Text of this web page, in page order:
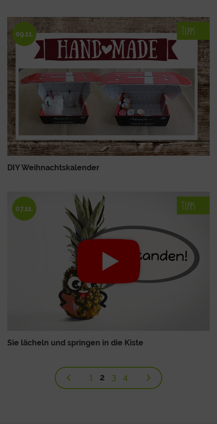
09.11. Tipps
DIY Weihnachtskalender
07.11. Tipps
Sie lächeln und springen in die Kiste
1 2 3 4